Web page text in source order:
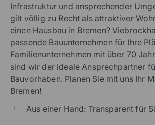
Infrastruktur und ansprechender
gilt völlig zu Recht als attraktiver
einen Hausbau in Bremen?
passende Bauunternehmen für Ihre
Familienunternehmen mit über 70
sind wir der ideale Ansprechpartner
Bauvorhaben. Planen Sie mit uns Ihr
Bremen!
Aus einer Hand: Transparent für